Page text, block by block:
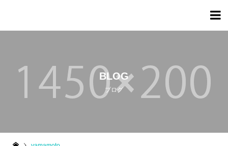

BLOG
ブログ